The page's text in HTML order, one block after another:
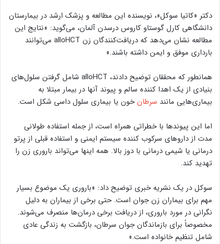
دکتر «کاتیا سوکل»، نویسنده این مطالعه و پزشک ارشد در بیمارستان
دانشگاهی کارل گوستاو کاروس درسدن آلمان، می‌گوید: «نتایج این
مطالعه نشان می‌دهد که دریافت‌کنندگان زن alloHCT می‌توانند
بارداری موفق و ایمن داشته باشند.»
همانطور که محققان توضیح دادند، alloHCT شامل گرفتن سلول‌های
بنیادی از یک اهدا کننده سالم و پیوند آنها در بیمار مبتلا به
بیماری‌هایی مانند سرطانخون یا بیماری سلول داسی شکل است.
اما این پیوندها با خطراتی همراه است، از جمله استفاده طولانی
مدت از داروهای سرکوب کننده سیستم ایمنی و استفاده قبلی از پرتو
درمانی یا شیمی درمانی با دوز بالا. همه اینها می‌تواند باروری زن را
تهدید کند.
سوکل در یک نشریه خبری توضیح داد: «باروری یک موضوع بسیار
مهم برای بیماران زن جوان است. حتی برخی از بیماران به دلیل
نگرانی در مورد باروری، از دریافت برخی درمان‌ها منصرف می‌شوند.
مخصوصاً برای بازماندگان جوان سرطان، بازگشت به زندگی عادی
شامل تنظیم خانواده است.»